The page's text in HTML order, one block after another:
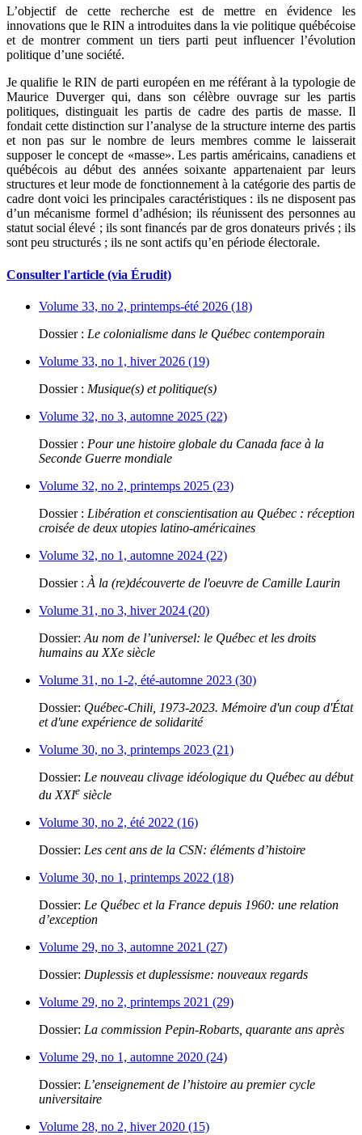
L’objectif de cette recherche est de mettre en évidence les
innovations que le RIN a introduites dans la vie politique québécoise
et de montrer comment un tiers parti peut influencer l’évolution
politique d’une société.
Je qualifie le RIN de parti européen en me référant à la typologie de
Maurice Duverger qui, dans son célèbre ouvrage sur les partis
politiques, distinguait les partis de cadre des partis de masse. Il
fondait cette distinction sur l’analyse de la structure interne des partis
et non pas sur le nombre de leurs membres comme le laisserait
supposer le concept de «masse». Les partis américains, canadiens et
québécois au début des années soixante appartenaient par leurs
structures et leur mode de fonctionnement à la catégorie des partis de
cadre dont voici les principales caractéristiques : ils ne disposent pas
d’un mécanisme formel d’adhésion; ils réunissent des personnes au
statut social élevé ; ils sont financés par de gros donateurs privés ; ils
sont peu structurés ; ils ne sont actifs qu’en période électorale.
Consulter l'article (via Érudit)
Volume 33, no 2, printemps-été 2026 (18)
Dossier : Le colonialisme dans le Québec contemporain
Volume 33, no 1, hiver 2026 (19)
Dossier : Musique(s) et politique(s)
Volume 32, no 3, automne 2025 (22)
Dossier : Pour une histoire globale du Canada face à la
Seconde Guerre mondiale
Volume 32, no 2, printemps 2025 (23)
Dossier : Libération et conscientisation au Québec : réception
croisée de deux utopies latino-américaines
Volume 32, no 1, automne 2024 (22)
Dossier : À la (re)découverte de l'oeuvre de Camille Laurin
Volume 31, no 3, hiver 2024 (20)
Dossier: Au nom de l’universel: le Québec et les droits
humains au XXe siècle
Volume 31, no 1-2, été-automne 2023 (30)
Dossier: Québec-Chili, 1973-2023. Mémoire d'un coup d'État
et d'une expérience de solidarité
Volume 30, no 3, printemps 2023 (21)
Dossier: Le nouveau clivage idéologique du Québec au début
du XXIe siècle
Volume 30, no 2, été 2022 (16)
Dossier: Les cent ans de la CSN: éléments d’histoire
Volume 30, no 1, printemps 2022 (18)
Dossier: Le Québec et la France depuis 1960: une relation
d’exception
Volume 29, no 3, automne 2021 (27)
Dossier: Duplessis et duplessisme: nouveaux regards
Volume 29, no 2, printemps 2021 (29)
Dossier: La commission Pepin-Robarts, quarante ans après
Volume 29, no 1, automne 2020 (24)
Dossier: L’enseignement de l’histoire au premier cycle
universitaire
Volume 28, no 2, hiver 2020 (15)